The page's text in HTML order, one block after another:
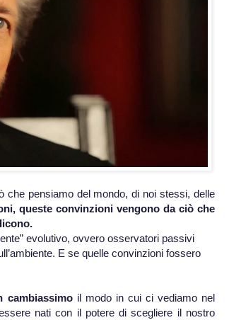
che pensiamo del mondo, di noi stessi, delle
queste convinzioni vengono da ciò che
evolutivo, ovvero osservatori passivi
E se quelle convinzioni fossero
cambiassimoil modo in cui ci vediamo nel
nati con il potere di scegliere il nostro